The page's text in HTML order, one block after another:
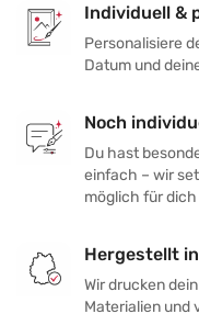
Individuell &
Personalisiere
Datum und
Noch
Du hast
einfach – wir
möglich für dich
Hergestellt
Wir drucken
Materialien und